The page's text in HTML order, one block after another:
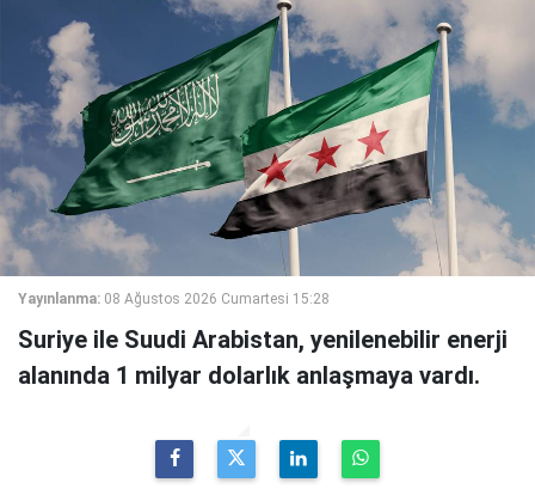
Yayınlanma: 08 Ağustos 2026 Cumartesi 15:28
Suriye ile Suudi Arabistan, yenilenebilir enerji
alanında 1 milyar dolarlık anlaşmaya vardı.